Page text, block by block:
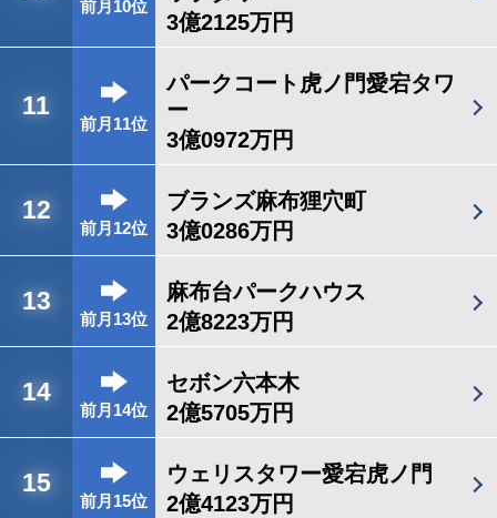
前月10位
3億2125万円
11
前月11位
パークコート虎ノ門愛宕タワ
ー
3億0972万円
12
前月12位
ブランズ麻布狸穴町
3億0286万円
13
前月13位
麻布台パークハウス
2億8223万円
14
前月14位
セボン六本木
2億5705万円
15
前月15位
ウェリスタワー愛宕虎ノ門
2億4123万円